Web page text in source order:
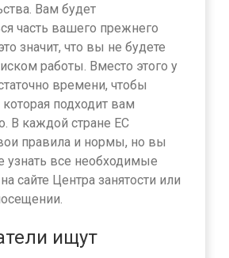
Вам будет
часть вашего прежнего
значит, что вы не будете
работы. Вместо этого у
времени, чтобы
которая подходит вам
В каждой стране ЕС
правила и нормы, но вы
узнать все необходимые
сайте Центра занятости или
ищут